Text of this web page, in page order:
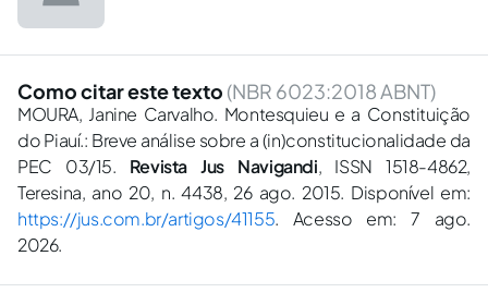
Como citar este texto (NBR 6023:2018 ABNT)
MOURA, Janine Carvalho. Montesquieu e a Constituição
do Piauí.: Breve análise sobre a (in)constitucionalidade da
PEC 03/15. Revista Jus Navigandi, ISSN 1518-4862,
Teresina, ano 20, n. 4438, 26 ago. 2015. Disponível em:
https://jus.com.br/artigos/41155. Acesso em: 7 ago.
2026.